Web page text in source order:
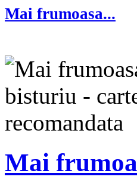
Mai frumoasa...
Mai